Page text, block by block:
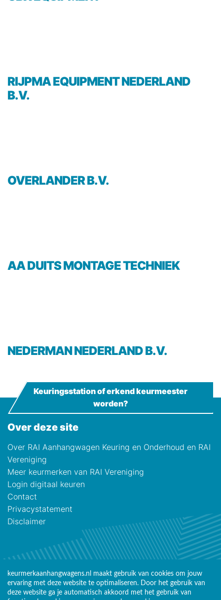
RIJPMA EQUIPMENT NEDERLAND
B.V.
OVERLANDER B.V.
AA DUITS MONTAGE TECHNIEK
NEDERMAN NEDERLAND B.V.
Over deze site
Over RAI Aanhangwagen Keuring en Onderhoud en RAI
Vereniging
Meer keurmerken van RAI Vereniging
Login digitaal keuren
Contact
Privacystatement
Disclaimer
Keuringsstation of erkend keurmeester
worden?
keurmerkaanhangwagens.nl maakt gebruik van cookies om jouw
ervaring met deze website te optimaliseren. Door het gebruik van
deze website ga je automatisch akkoord met het gebruik van